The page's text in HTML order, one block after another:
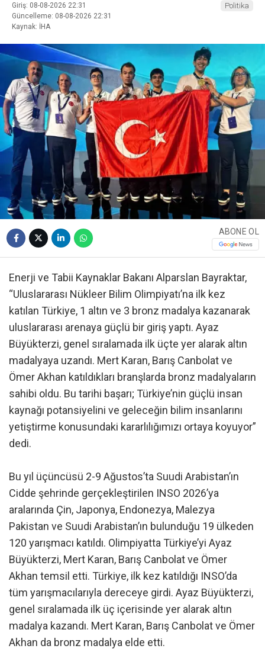
Giriş: 08-08-2026 22:31
Güncelleme: 08-08-2026 22:31
Kaynak: İHA
Politika
ABONE OL
Enerji ve Tabii Kaynaklar Bakanı Alparslan Bayraktar,
“Uluslararası Nükleer Bilim Olimpiyatı’na ilk kez
katılan Türkiye, 1 altın ve 3 bronz madalya kazanarak
uluslararası arenaya güçlü bir giriş yaptı. Ayaz
Büyükterzi, genel sıralamada ilk üçte yer alarak altın
madalyaya uzandı. Mert Karan, Barış Canbolat ve
Ömer Akhan katıldıkları branşlarda bronz madalyaların
sahibi oldu. Bu tarihi başarı; Türkiye’nin güçlü insan
kaynağı potansiyelini ve geleceğin bilim insanlarını
yetiştirme konusundaki kararlılığımızı ortaya koyuyor”
dedi.
Bu yıl üçüncüsü 2-9 Ağustos’ta Suudi Arabistan’ın
Cidde şehrinde gerçekleştirilen INSO 2026’ya
aralarında Çin, Japonya, Endonezya, Malezya
Pakistan ve Suudi Arabistan’ın bulunduğu 19 ülkeden
120 yarışmacı katıldı. Olimpiyatta Türkiye’yi Ayaz
Büyükterzi, Mert Karan, Barış Canbolat ve Ömer
Akhan temsil etti. Türkiye, ilk kez katıldığı INSO’da
tüm yarışmacılarıyla dereceye girdi. Ayaz Büyükterzi,
genel sıralamada ilk üç içerisinde yer alarak altın
madalya kazandı. Mert Karan, Barış Canbolat ve Ömer
Akhan da bronz madalya elde etti.